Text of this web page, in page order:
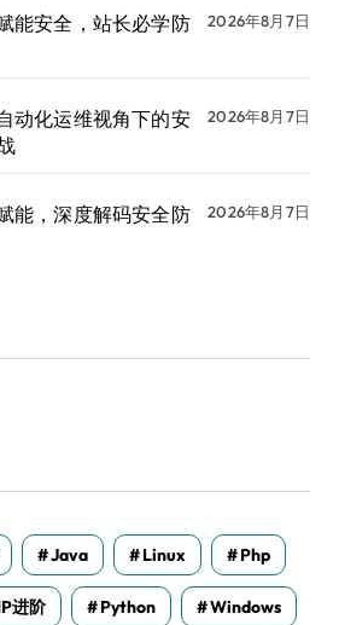
能安全，站长必学防
2026年8月7日
动化运维视角下的安
2026年8月7日
能，深度解码安全防
2026年8月7日
Java Linux Php
进阶 Python Windows